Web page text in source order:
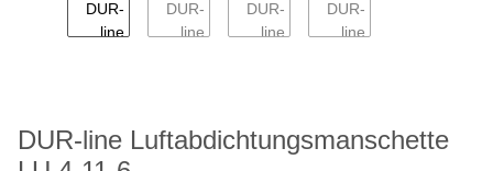
DUR-line Luftabdichtungsmanschette